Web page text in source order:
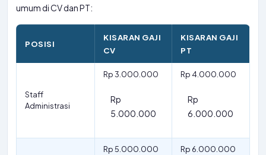
umum di CV dan PT:
POSISI
KISARAN GAJI
CV
KISARAN GAJI
PT
Staff
Administrasi
Rp 3.000.000
Rp
5.000.000
Rp 4.000.000
Rp
6.000.000
Rp 5.000.000 Rp 6.000.000